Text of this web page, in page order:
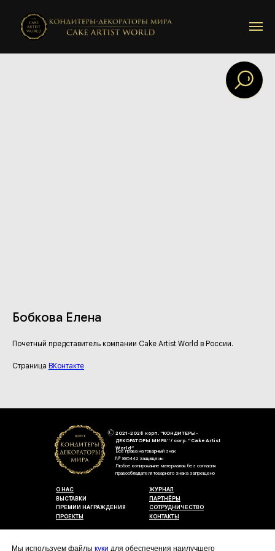
Мы используем файлы куки для обеспечения наилучшего
Бобкова Елена
Почетный представитель компании Cake Artist World в России.
Страница ВКонтакте
2021-2026 корп. "КОНДИТЕРЫ-
ДЕКОРАТОРЫ МИРА" / corp. “Cake Artist
World”
Все права на товарный знак
№ 885442 защищены
Любое копирование материалов без согласия
правообладателя товарного знака запрещено
КОНТАКТЫ
СОТРУДНИЧЕСТВО
ЖУРНАЛ
ПАРТНЁРЫ
ПРЕМИИ НАГРАЖДЕНИЯ
ПРОЕКТЫ
ВЫСТАВКИ
О НАС
Пользовательское соглашение